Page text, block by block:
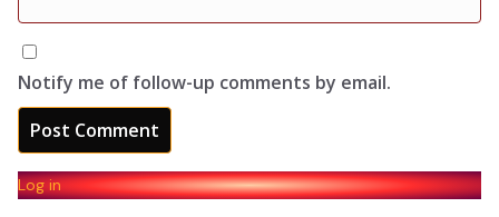
Notify me of follow-up comments by email.
Log in